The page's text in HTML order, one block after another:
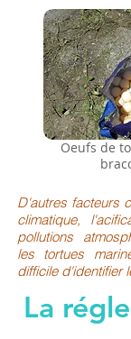
Oeufs de
D'autres facteurs
climatique,
pollutions
les tortues
difficile d'identifier
La